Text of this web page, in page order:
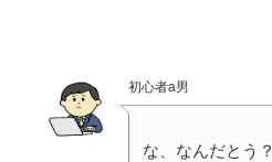
初心者a男
な、なんだとう？